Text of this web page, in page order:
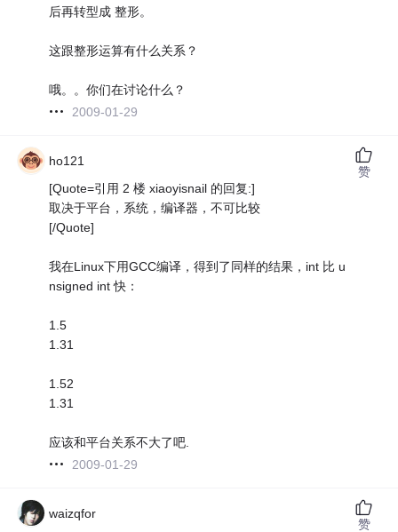
后再转型成 整形。
这跟整形运算有什么关系？
哦。。你们在讨论什么？
2009-01-29
ho121
[Quote=引用 2 楼 xiaoyisnail 的回复:]
取决于平台，系统，编译器，不可比较
[/Quote]
我在Linux下用GCC编译，得到了同样的结果，int 比 u
nsigned int 快：
1.5
1.31
1.52
1.31
应该和平台关系不大了吧.
2009-01-29
赞
waizqfor
赞